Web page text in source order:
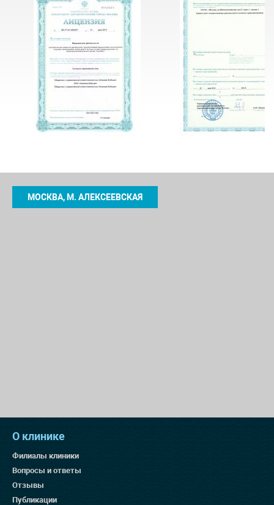
МОСКВА, М. АЛЕКСЕЕВСКАЯ
О клинике
Филиалы клиники
Вопросы и ответы
Отзывы
Публикации